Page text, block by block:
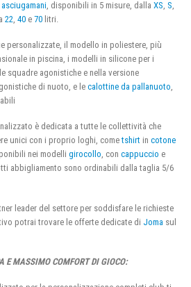
asciugamani , disponibili in 5 misure, dalla XS S
22 40 e 70 litri.
personalizzate, il modello in poliestere, più
in piscina, i modelli in silicone per i
squadre agonistiche e nella versione
di nuoto, e le calottine da pallanuoto,
è dedicata a tutte le collettività che
unici con i proprio loghi, cometshirt in cotone
nei modelli girocollo, con cappuccio e
abbigliamento sono ordinabili dalla taglia 5/6
leader del settore per soddisfare le richieste
potrai trovare le offerte dedicate di Joma sul
E MASSIMO COMFORT DI GIOCO: